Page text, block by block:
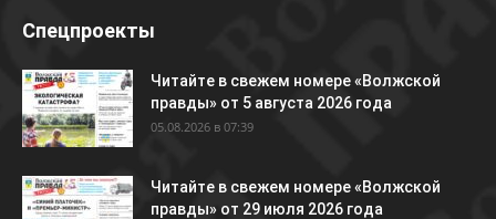
Спецпроекты
Читайте в свежем номере «Волжской
правды» от 5 августа 2026 года
05.08.2026 в 07:39
Читайте в свежем номере «Волжской
правды» от 29 июля 2026 года